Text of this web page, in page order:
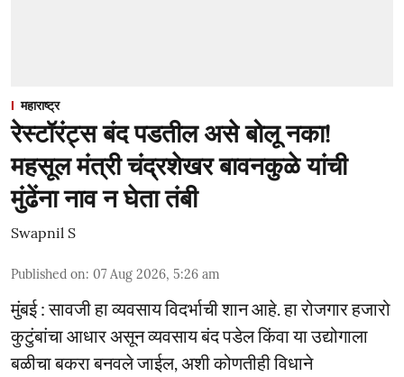
महाराष्ट्र
रेस्टॉरंट्स बंद पडतील असे बोलू नका!
महसूल मंत्री चंद्रशेखर बावनकुळे यांची
मुंढेंना नाव न घेता तंबी
Swapnil S
Published on: 07 Aug 2026, 5:26 am
मुंबई : सावजी हा व्यवसाय विदर्भाची शान आहे. हा रोजगार हजारो
कुटुंबांचा आधार असून व्यवसाय बंद पडेल किंवा या उद्योगाला
बळीचा बकरा बनवले जाईल, अशी कोणतीही विधाने